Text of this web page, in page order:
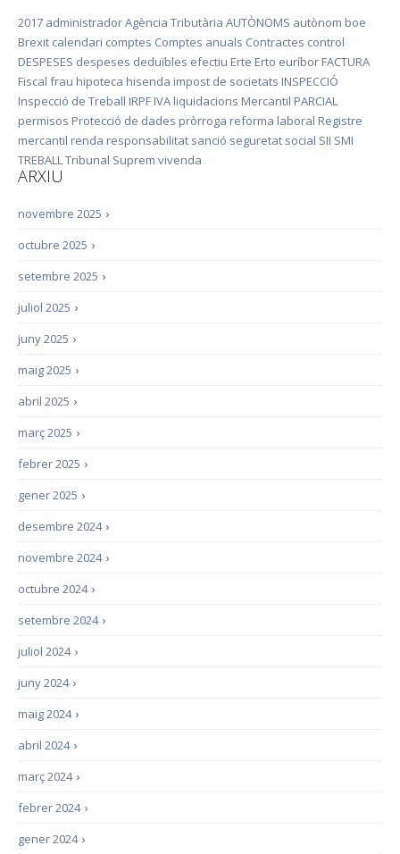
2017 administradorAgència Tributària AUTÒNOMS autònom boe
Brexit calendari comptes Comptes anuals Contractes control
DESPESES despeses deduïbles efectiu Erte Erto euríbor FACTURA
Fiscal frau hipoteca hisenda impost de societats INSPECCIÓ
Inspecció de Treball IRPF IVA liquidacions Mercantil PARCIAL
permisos Protecció de dades pròrroga reforma laboral Registre
mercantil renda responsabilitat sanció seguretat social SII SMI
TREBALLTribunal Suprem vivenda
ARXIU
›
novembre 2025
›
octubre 2025
›
setembre 2025
›
juliol 2025
›
juny 2025
›
maig 2025
›
abril 2025
›
març 2025
›
febrer 2025
›
gener 2025
›
desembre 2024
›
novembre 2024
›
octubre 2024
›
setembre 2024
›
juliol 2024
›
juny 2024
›
maig 2024
›
abril 2024
›
març 2024
›
febrer 2024
›
gener 2024